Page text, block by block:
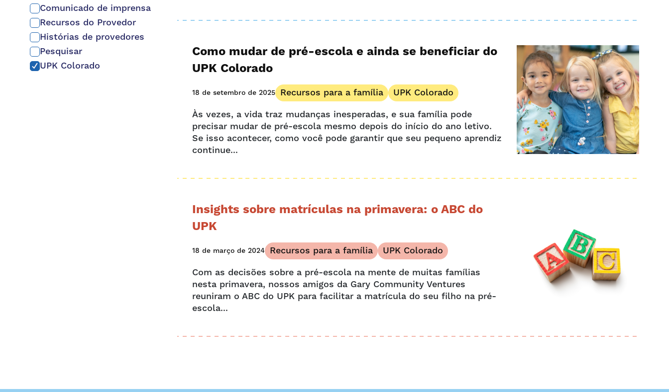
Comunicado de imprensa
Recursos do Provedor
Histórias de provedores
Pesquisar
UPK Colorado
Como mudar de pré-escola e ainda se beneficiar do
UPK Colorado
18 de setembro de 2025 Recursos para a família
UPK Colorado
Às vezes, a vida traz mudanças inesperadas, e sua família pode
precisar mudar de pré-escola mesmo depois do início do ano letivo.
Se isso acontecer, como você pode garantir que seu pequeno aprendiz
continue...
Insights sobre matrículas na primavera: o ABC do
UPK
18 de março de 2024 Recursos para a família
UPK Colorado
Com as decisões sobre a pré-escola na mente de muitas famílias
nesta primavera, nossos amigos da Gary Community Ventures
reuniram o ABC do UPK para facilitar a matrícula do seu filho na pré-
escola...